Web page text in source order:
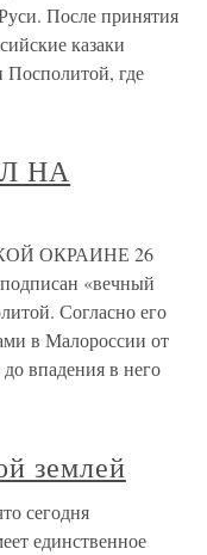
После принятия
казаки
Посполитой, где
НА
ОКРАИНЕ 26
«вечный
Согласно его
в Малороссии от
впадения в него
землей
сегодня
единственное